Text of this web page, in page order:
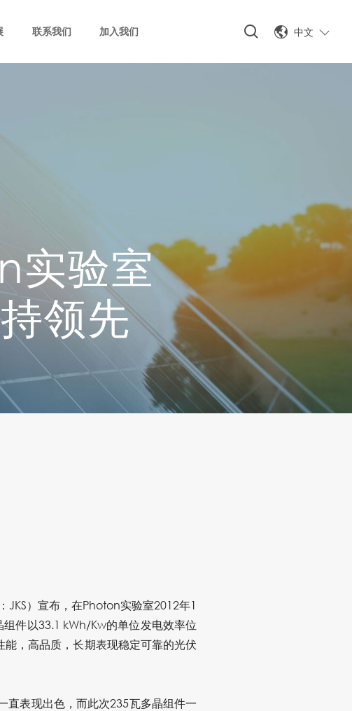
联系我们 加入我们 中文
实验室
领先
JKS）宣布，在Photon实验室2012年1
件以33.1 kWh/Kw的单位发电效率位
，高品质，长期表现稳定可靠的光伏
直表现出色，而此次235瓦多晶组件一